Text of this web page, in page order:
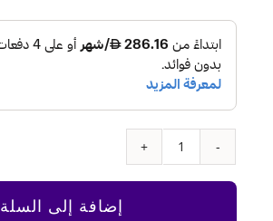
كمية
Building
إضافة إلى السلة